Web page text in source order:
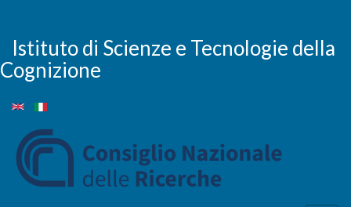
contenuto
principale
Istituto di Scienze e Tecnologie della
Cognizione